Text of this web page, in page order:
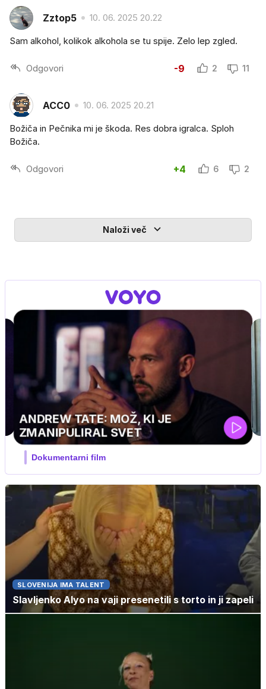
Zztop5 10. 06. 2025 20.22
Sam alkohol, kolikok alkohola se tu spije. Zelo lep zgled.
Odgovori -9 2 11
ACC0 10. 06. 2025 20.21
Božiča in Pečnika mi je škoda. Res dobra igralca. Sploh
Božiča.
Odgovori +4 6 2
Naloži več
PRIJATELJ PINGVIN
meseca / družinski, pustolovski
SLOVENIJA IMA TALENT
Slavljenko Alyo na vaji presenetili s torto in ji zapeli